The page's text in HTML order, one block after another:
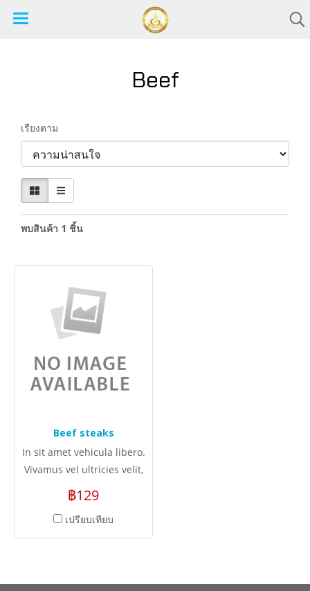
Beef
เรียงตาม
พบสินค้า 1 ชิ้น
Beef steaks
In sit amet vehicula libero.
Vivamus vel ultricies velit,
sed fringilla elit.
฿129
เปรียบเทียบ